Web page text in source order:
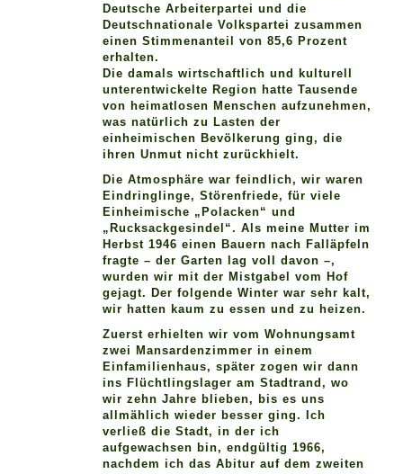
Deutsche Arbeiterpartei und die
Deutschnationale Volkspartei zusammen
einen Stimmenanteil von 85,6 Prozent
erhalten.
Die damals wirtschaftlich und kulturell
unterentwickelte Region hatte Tausende
von heimatlosen Menschen aufzunehmen,
was natürlich zu Lasten der
einheimischen Bevölkerung ging, die
ihren Unmut nicht zurückhielt.
Die Atmosphäre war feindlich, wir waren
Eindringlinge, Störenfriede, für viele
Einheimische „Polacken“ und
„Rucksackgesindel“. Als meine Mutter im
Herbst 1946 einen Bauern nach Falläpfeln
fragte – der Garten lag voll davon –,
wurden wir mit der Mistgabel vom Hof
gejagt. Der folgende Winter war sehr kalt,
wir hatten kaum zu essen und zu heizen.
Zuerst erhielten wir vom Wohnungsamt
zwei Mansardenzimmer in einem
Einfamilienhaus, später zogen wir dann
ins Flüchtlingslager am Stadtrand, wo
wir zehn Jahre blieben, bis es uns
allmählich wieder besser ging. Ich
verließ die Stadt, in der ich
aufgewachsen bin, endgültig 1966,
nachdem ich das Abitur auf dem zweiten